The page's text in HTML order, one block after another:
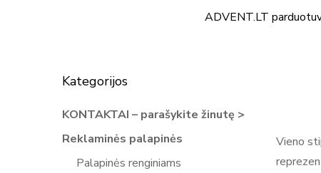
ADVENT.LT
Kategorijos
KONTAKTAI – parašykite žinutę >
Reklaminės palapinės
Palapinės renginiams
Vieno